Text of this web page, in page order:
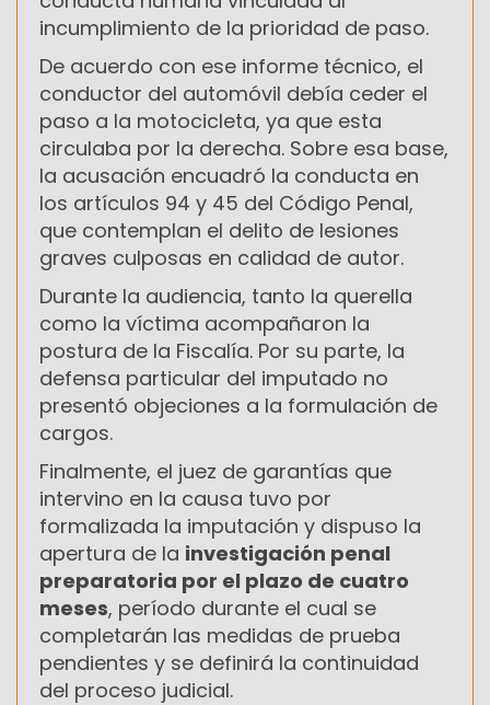
incumplimiento de la prioridad de paso.
De acuerdo con ese informe técnico, el
conductor del automóvil debía ceder el
paso a la motocicleta, ya que esta
circulaba por la derecha. Sobre esa base,
la acusación encuadró la conducta en
los artículos 94 y 45 del Código Penal,
que contemplan el delito de lesiones
graves culposas en calidad de autor.
Durante la audiencia, tanto la querella
como la víctima acompañaron la
postura de la Fiscalía. Por su parte, la
defensa particular del imputado no
presentó objeciones a la formulación de
cargos.
Finalmente, el juez de garantías que
intervino en la causa tuvo por
formalizada la imputación y dispuso la
apertura de la investigación penal
preparatoria por el plazo de cuatro
meses, período durante el cual se
completarán las medidas de prueba
pendientes y se definirá la continuidad
del proceso judicial.